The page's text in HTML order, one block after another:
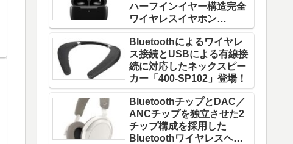
ハーフインイヤー構造完全
ワイヤレスイヤホン
「W220T」登場！
Bluetoothによるワイヤレ
ス接続とUSBによる有線接
続に対応したネックスピー
カー「400-SP102」登場！
BluetoothチップとDAC／
ANCチップを独立させた2
チップ構成を採用した
Bluetoothワイヤレスヘッ